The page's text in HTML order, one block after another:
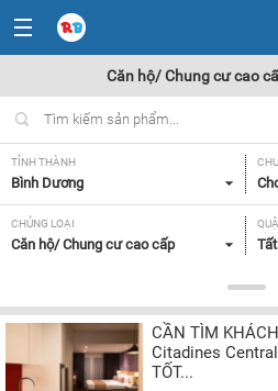
Căn hộ/ Chung cư cao
TỈNH THÀNH
Bình Dương
CHỦNG LOẠI
Căn hộ/ Chung cư cao cấp
Tất cả
SỐ PHÒNG NGỦ
Tất cả
ĐỒ
CẦN TÌM
Citadines
TỐT...